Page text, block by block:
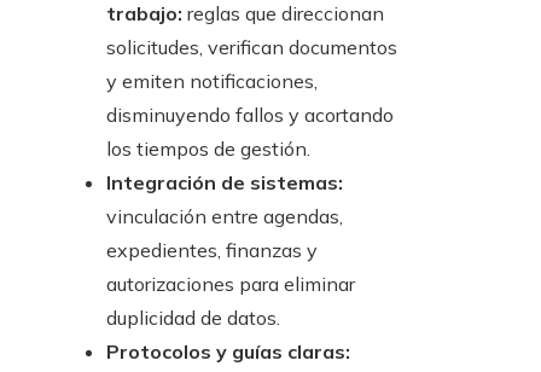
trabajo: reglas que direccionan
solicitudes, verifican documentos
y emiten notificaciones,
disminuyendo fallos y acortando
los tiempos de gestión.
Integración de sistemas:
vinculación entre agendas,
expedientes, finanzas y
autorizaciones para eliminar
duplicidad de datos.
Protocolos y guías claras: